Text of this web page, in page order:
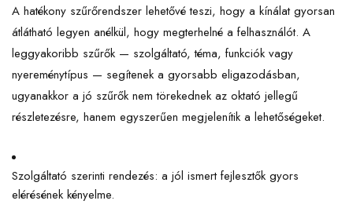
A hatékony szűrőrendszer lehetővé teszi, hogy a kínálat gyorsan
átlátható legyen anélkül, hogy megterhelné a felhasználót. A
leggyakoribb szűrők — szolgáltató, téma, funkciók vagy
nyereménytípus — segítenek a gyorsabb eligazodásban,
ugyanakkor a jó szűrők nem törekednek az oktató jellegű
részletezésre, hanem egyszerűen megjelenítik a lehetőségeket.
Szolgáltató szerinti rendezés: a jól ismert fejlesztők gyors
elérésének kényelme.